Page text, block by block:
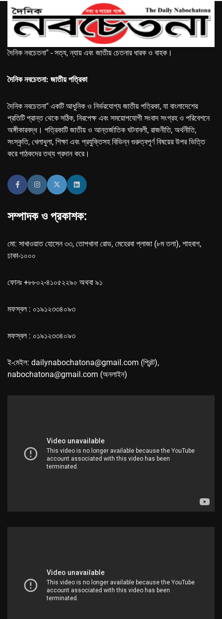
দৈনিক নবচেতনা" - সত্য, ন্যায় এবং জাতীয় চেতনার ধারক ও বাহক।
দৈনিক নবচেতনা: জাতীয় পত্রিকা
দৈনিক নবচেতনা" একটি আধুনিক ও নির্ভরযোগ্য জাতীয় পত্রিকা, যা বাংলাদেশের
প্রতিটি প্রান্ত থেকে সঠিক, নিরপেক্ষ এবং সময়োপযোগী সংবাদ সংগ্রহ ও পরিবেশনে
অঙ্গীকারবদ্ধ। পত্রিকাটি জাতীয় ও আন্তর্জাতিক ঘটনাবলী, রাজনীতি, অর্থনীতি,
সংস্কৃতি, খেলাধুলা, শিক্ষা এবং প্রযুক্তিসহ বিভিন্ন গুরুত্বপূর্ণ বিষয়ের উপর ভিত্তি
করে পাঠকদের তথ্য প্রদান করে।
সম্পাদক ও প্রকাশক:
মো: সাখাওয়াত হোসেন ৩৩, তোপখানা রোড, মেহেরবা প্লাজা (৮ম তলা), শাহবাগ,
ঢাকা-১০০০
ফোনঃ +৮৮০২-৪১০৫২২৯০ অথবা ৯১
মফস্বল : ০১৯১২৩৩৪০৯৩
মফস্বল : ০১৯১২৩৩৪০৯৩
ই-মেইল: dailynabochatona@gmail.com (প্রিন্ট),
nabochatona@gmail.com (অনলাইন)